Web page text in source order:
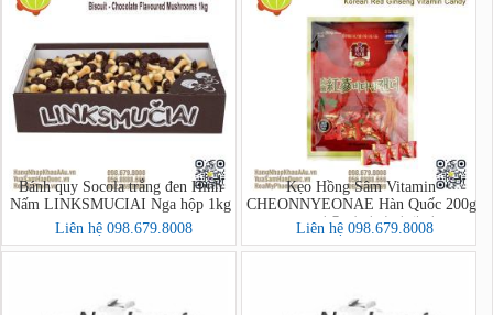
Bánh quy Socola trắng đen Hình
Nấm LINKSMUCIAI Nga hộp 1kg
Liên hệ 098.679.8008
Kẹo Hồng Sâm Vitamin
CHEONNYEONAE Hàn Quốc 200g
- 고려홍삼비타민캔디
Liên hệ 098.679.8008